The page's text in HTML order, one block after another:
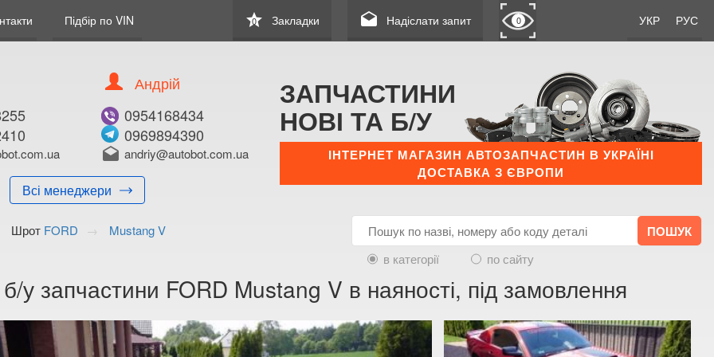
Підбір по VIN УКР РУС
star
0 Закладки drafts Надіслати запит 0
Всі менеджери
Андрій
0954168434
0969894390
drafts andriy@autobot.com.ua
ЗАПЧАСТИНИ
НОВІ ТА Б/У
ІНТЕРНЕТ МАГАЗИН АВТОЗАПЧАСТИН В УКРАЇНІ
ДОСТАВКА З ЄВРОПИ
Шрот FORD
Mustang V
в категорії
по сайту
у запчастини FORD Mustang V в наяності, під замовлення